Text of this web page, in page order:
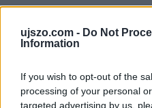
ujszo.com - Do Not
Information
If you wish to opt-out of the
processing of your personal
targeted advertising by us,
SZÓRAKOZÁS
KVÍZ: Ki
BŰNÜGY ÉS